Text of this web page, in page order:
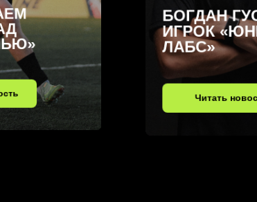
БОГДАН ГУСЕВ —
ИГРОК «ЮНИ ИКС
ЛАБС»
Читать новость